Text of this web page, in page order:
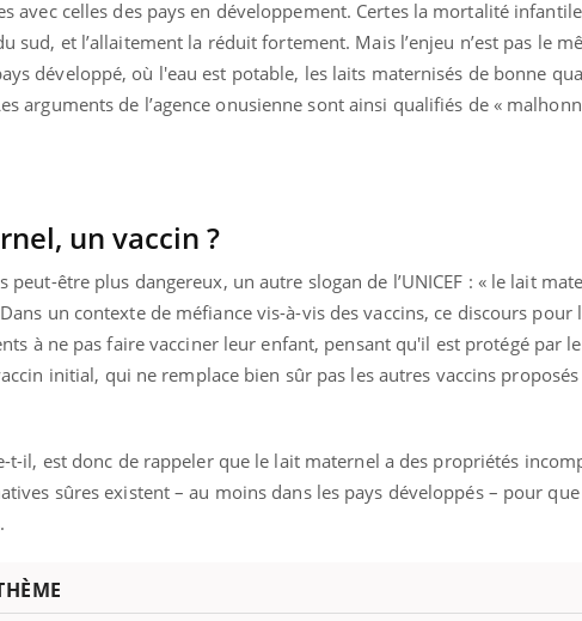
avec celles des pays en développement. Certes la mortalité
sud, et l’allaitement la réduit fortement. Mais l’enjeu n’est pas le
développé, où l'eau est potable, les laits maternisés de bonne
arguments de l’agence onusienne sont ainsi qualifiés de «
un vaccin ?
peut-être plus dangereux, un autre slogan de l’UNICEF : « le lait
Dans un contexte de méfiance vis-à-vis des vaccins, ce discours
à ne pas faire vacciner leur enfant, pensant qu'il est protégé par
initial, qui ne remplace bien sûr pas les autres vaccins
t-il, est donc de rappeler que le lait maternel a des propriétés
sûres existent – au moins dans les pays développés – pour